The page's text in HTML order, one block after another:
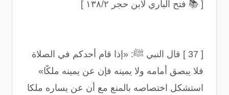
[
📚 فتح الباري لابن حجر ١٣٨/٢ ]
[ 37 ]
قال النبي ﷺ: «إذا قام أحدكم في الصلاة
فلا يبصق أمامه ولا يمينه فإن عن يمينه ملكًا»
استشكل اختصاصه بالمنع مع أن عن يساره ملكا